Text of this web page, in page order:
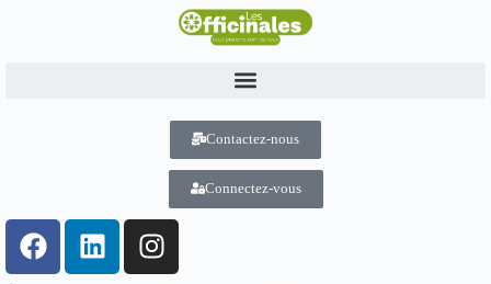
Contactez-nous
Connectez-vous